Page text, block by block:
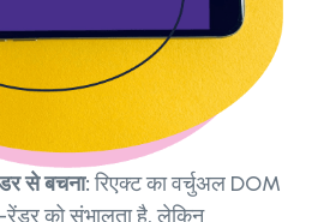
से बचना:रिएक्ट का वर्चुअल DOM
रेंडर को संभालता है, लेकिन